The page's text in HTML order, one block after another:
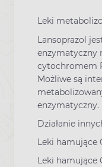
Leki
Lansoprazol
enzymatyczny
cytochromem
Możliwe są
enzymatyczny.
Działanie
Leki hamujące
Leki hamujące